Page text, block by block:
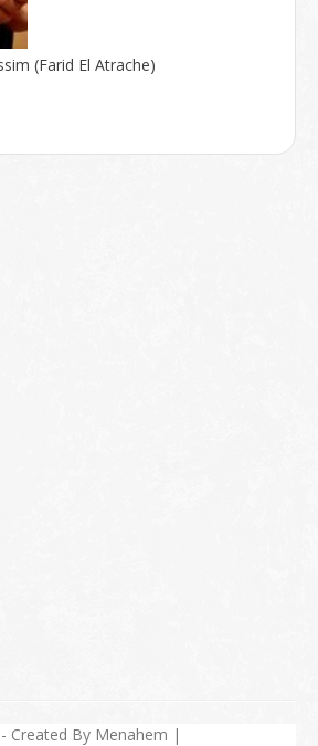
(Farid El Atrache)
Created By Menahem |